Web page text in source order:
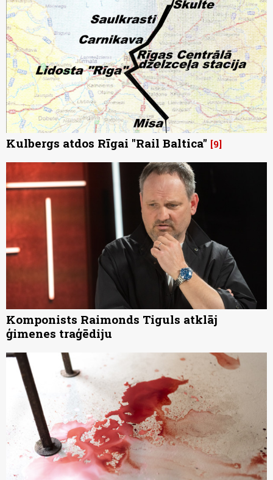
Kulbergs atdos Rīgai "Rail Baltica" 9
Komponists Raimonds Tiguls atklāj
ģimenes traģēdiju